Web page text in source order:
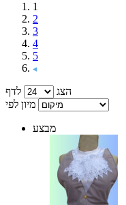
1
2
3
4
5
הצג
לדף
מיון לפי
מבצע